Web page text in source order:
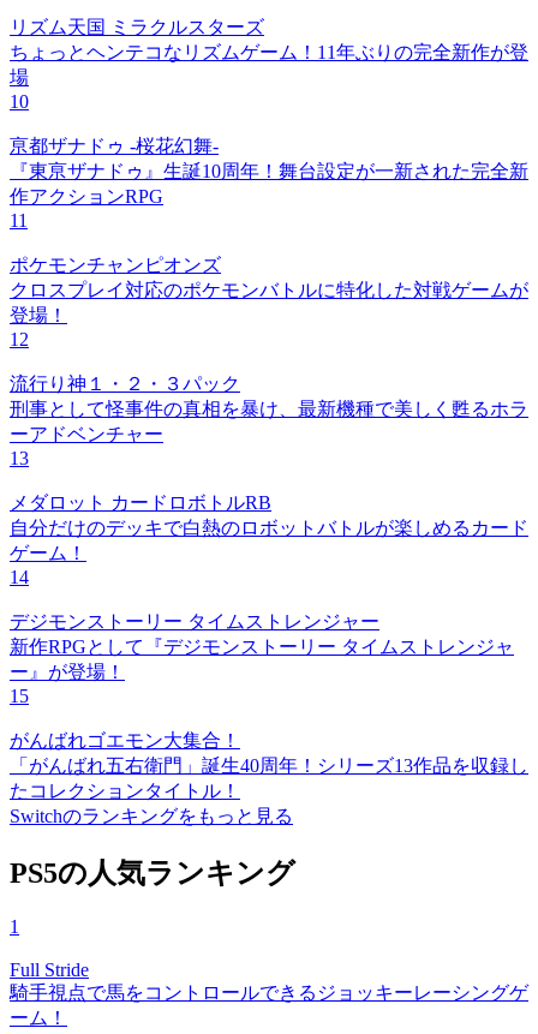
リズム天国 ミラクルスターズ
ちょっとヘンテコなリズムゲーム！11年ぶりの完全新作が登
場
10
亰都ザナドゥ -桜花幻舞-
『東亰ザナドゥ』生誕10周年！舞台設定が一新された完全新
作アクションRPG
11
ポケモンチャンピオンズ
クロスプレイ対応のポケモンバトルに特化した対戦ゲームが
登場！
12
流行り神１・２・３パック
刑事として怪事件の真相を暴け、最新機種で美しく甦るホラ
ーアドベンチャー
13
メダロット カードロボトルRB
自分だけのデッキで白熱のロボットバトルが楽しめるカード
ゲーム！
14
デジモンストーリー タイムストレンジャー
新作RPGとして『デジモンストーリー タイムストレンジャ
ー』が登場！
15
がんばれゴエモン大集合！
「がんばれ五右衛門」誕生40周年！シリーズ13作品を収録し
たコレクションタイトル！
Switchのランキングをもっと見る
PS5の人気ランキング
1
Full Stride
騎手視点で馬をコントロールできるジョッキーレーシングゲ
ーム！